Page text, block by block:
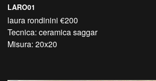
LARO01
laura rondinini €200
Tecnica: ceramica saggar
Misura: 20x20